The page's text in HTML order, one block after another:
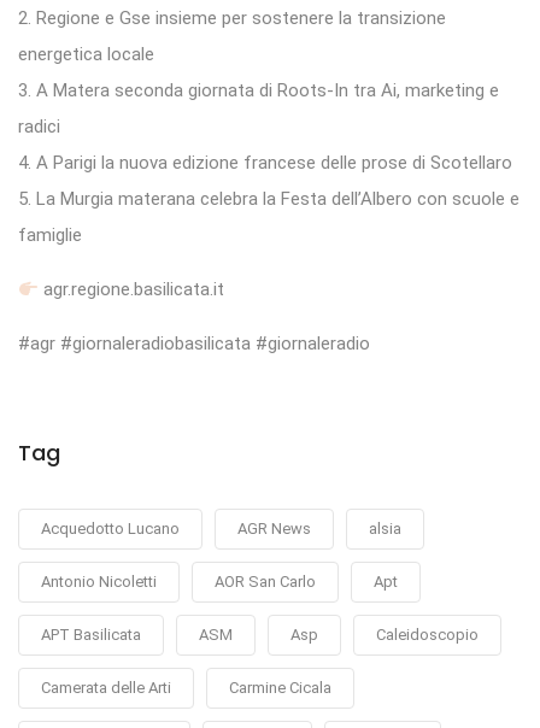
2. Regione e Gse insieme per sostenere la transizione
energetica locale
3. A Matera seconda giornata di Roots-In tra Ai, marketing e
radici
4. A Parigi la nuova edizione francese delle prose di Scotellaro
5. La Murgia materana celebra la Festa dell’Albero con scuole e
famiglie
agr.regione.basilicata.it
#agr #giornaleradiobasilicata #giornaleradio
Tag
Acquedotto Lucano AGR News alsia
Antonio Nicoletti AOR San Carlo Apt
APT Basilicata ASM Asp Caleidoscopio
Camerata delle Arti Carmine Cicala